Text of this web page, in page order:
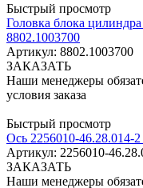
Быстрый просмотр
Головка блока
8802.1003700
Артикул: 8802.1003700
ЗАКАЗАТЬ
Наши менеджеры
условия заказа
Быстрый просмотр
Ось 2256010-46.28.014-
Артикул: 2256010-
ЗАКАЗАТЬ
Наши менеджеры